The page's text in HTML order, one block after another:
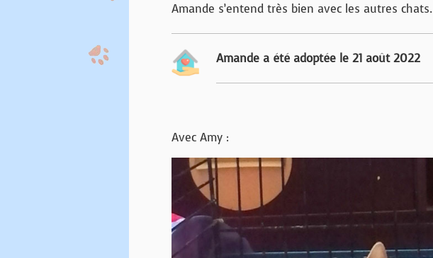
Amande s’entend très bien avec les autres chats.
Amande a été adoptée le 21 août 2022
Avec Amy :